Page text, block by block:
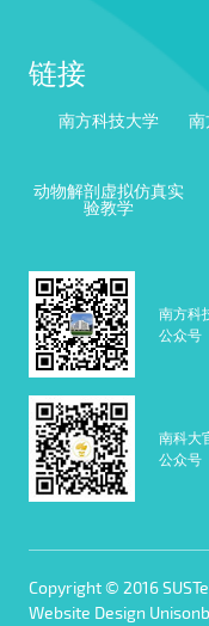
链接
南方科技大学
动物解剖虚拟仿真实
验教学
南方科
公众号
南科大
公众号
Copyright © 2016
Website Design